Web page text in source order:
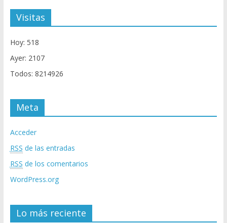
Visitas
Hoy: 518
Ayer: 2107
Todos: 8214926
Meta
Acceder
RSS de las entradas
RSS de los comentarios
WordPress.org
Lo más reciente